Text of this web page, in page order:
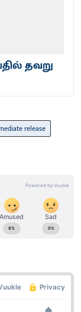
தவறு
release